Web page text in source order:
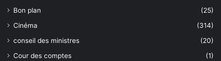
Bon plan
(25)
Cinéma
(314)
conseil des ministres
(20)
Cour des comptes
(1)